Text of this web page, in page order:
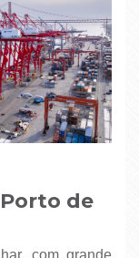
de